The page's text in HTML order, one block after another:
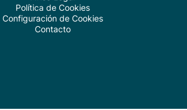
Política de Cookies
Configuración de Cookies
Contacto